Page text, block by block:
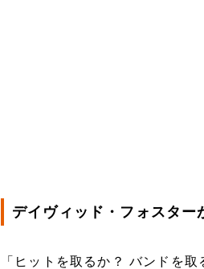
デイヴィッド・フォスター
「ヒットを取るか？ バンドを取